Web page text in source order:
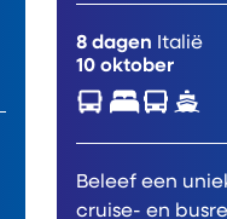
8 dagen Italië
10 oktober
Beleef een
cruise- en